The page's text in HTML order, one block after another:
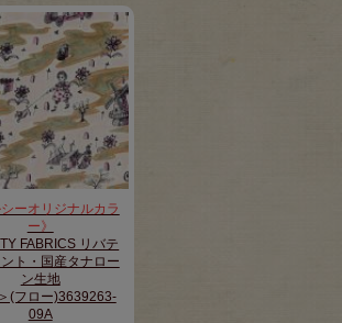
シーオリジナルカラ
ー》
FABRICS リバテ
ント・国産タナロー
ン生地
(フロー)3639263-
09A